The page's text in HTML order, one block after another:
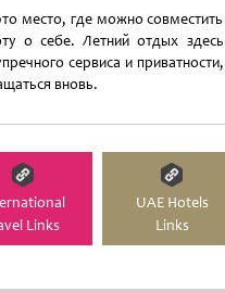
место, где можно совместить
о себе. Летний отдых здесь
сервиса и приватности,
вновь.
Links
UAE Hotels
Links